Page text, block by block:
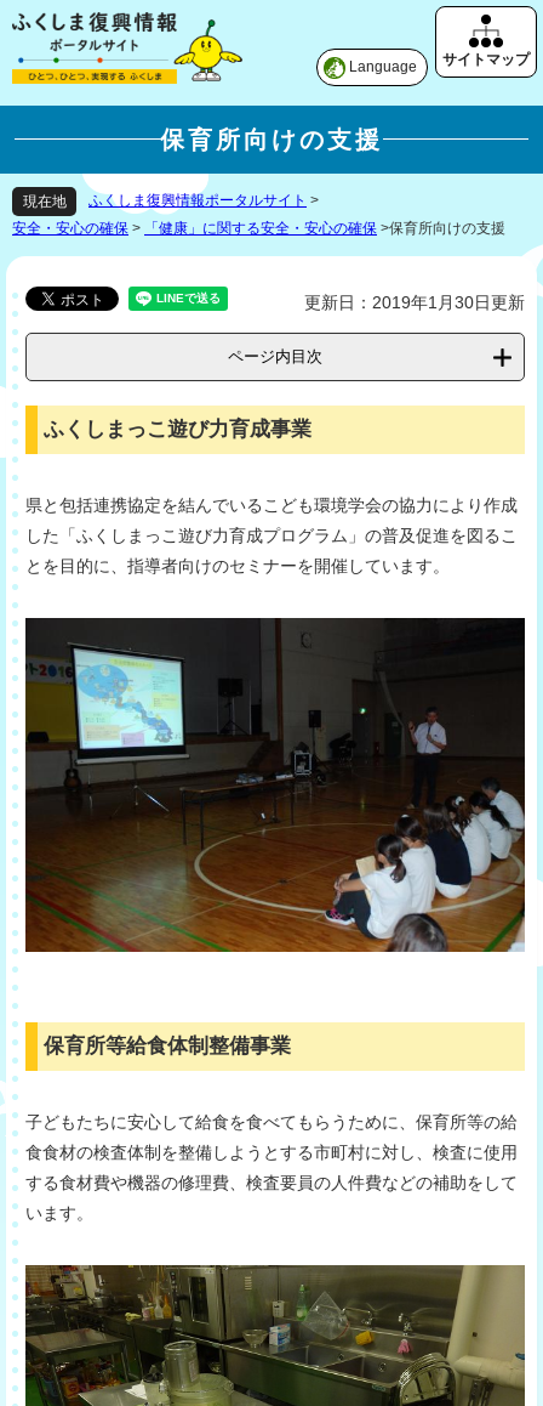
Language
保育所向けの支援
現在地 ふくしま復興情報ポータルサイト >
安全・安心の確保 > 「健康」に関する安全・安心の確保 >保育所向けの支援
更新日：2019年1月30日更新
ページ内目次
ふくしまっこ遊び力育成事業
県と包括連携協定を結んでいるこども環境学会の協力により作成
した「ふくしまっこ遊び力育成プログラム」の普及促進を図るこ
とを目的に、指導者向けのセミナーを開催しています。
保育所等給食体制整備事業
子どもたちに安心して給食を食べてもらうために、保育所等の給
食食材の検査体制を整備しようとする市町村に対し、検査に使用
する食材費や機器の修理費、検査要員の人件費などの補助をして
います。